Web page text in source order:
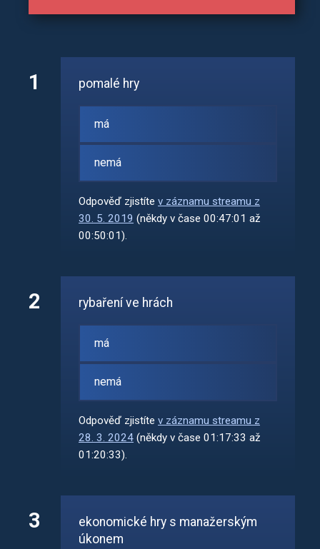
1 pomalé hry
má
nemá
Odpověď zjistíte v záznamu streamu z
30. 5. 2019 (někdy v čase 00:47:01 až
00:50:01).
2 rybaření ve hrách
má
nemá
Odpověď zjistíte v záznamu streamu z
28. 3. 2024 (někdy v čase 01:17:33 až
01:20:33).
3
ekonomické hry s manažerským
úkonem